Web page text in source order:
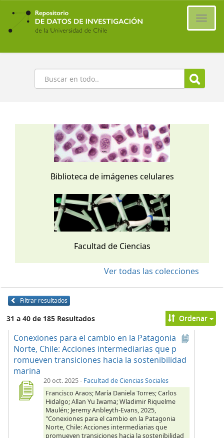
Ir
contenido
principal
Buscar
Biblioteca de imágenes celulares
Facultad de Ciencias
Ver todas las colecciones
Filtrar resultados
31 a 40 de 185 Resultados Ordenar
Conexiones para el cambio en la Patagonia
Norte, Chile: Acciones intermediarias que p
romueven transiciones hacia la sostenibilidad
marina
20 oct. 2025- Facultad de Ciencias Sociales
Francisco Araos; María Daniela Torres; Carlos
Hidalgo; Allan Yu Iwama; Wladimir Riquelme
Maulén; Jeremy Anbleyth-Evans, 2025,
"Conexiones para el cambio en la Patagonia
Norte, Chile: Acciones intermediarias que
promueven transiciones hacia la sostenibilidad